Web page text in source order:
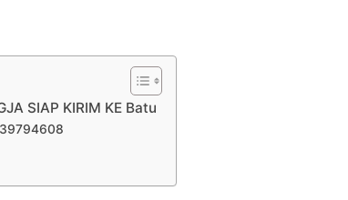
SIAP KIRIM KE Batu